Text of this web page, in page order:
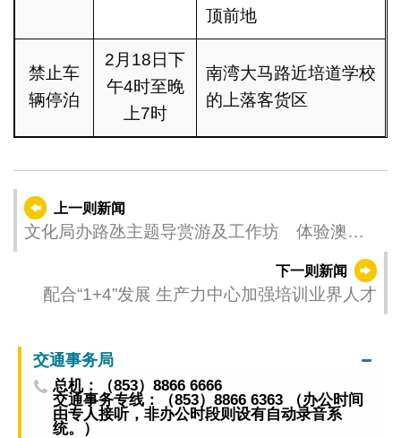
顶前地
禁止车
辆停泊
2月18日下
午4时至晚
上7时
南湾大马路近培道学校
的上落客货区
上一则新闻
文化局办路氹主题导赏游及工作坊 体验澳门
下一则新闻
配合“1+4”发展 生产力中心加强培训业界人才
交通事务局
总机：（853）8866 6666
交通事务专线：（853）8866 6363 （办公时间
由专人接听，非办公时段则设有自动录音系
统。）